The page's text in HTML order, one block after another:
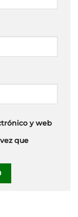
y web
que